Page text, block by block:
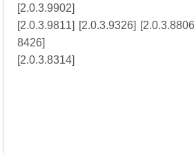
[2.0.3.9902]
[2.0.3.9811] [2.0.3.9326] [2.0.3.8806
8426]
[2.0.3.8314]